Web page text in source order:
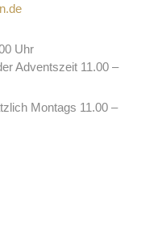
Uhr
Adventszeit 11.00 –
Montags 11.00 –